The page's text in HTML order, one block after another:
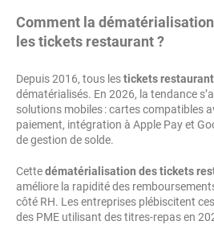
Comment la
les tickets restaurant ?
Depuis 2016, tous lestickets
dématérialisés. En 2026, la tendance
solutions mobiles : cartes compatibles
paiement, intégration à Apple Pay et
de gestion de solde.
Cettedématérialisation des tickets
améliore la rapidité des
côté RH. Les entreprises plébiscitent
des PME utilisant des titres-repas en